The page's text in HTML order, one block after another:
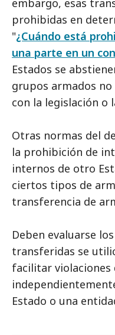
embargo, esas
prohibidas en
"¿Cuándo está
una parte en un
Estados se
grupos armados
con la legislación o
Otras normas del
la prohibición de
internos de otro
ciertos tipos de
transferencia de
Deben evaluarse
transferidas se
facilitar violaciones
Estado o una